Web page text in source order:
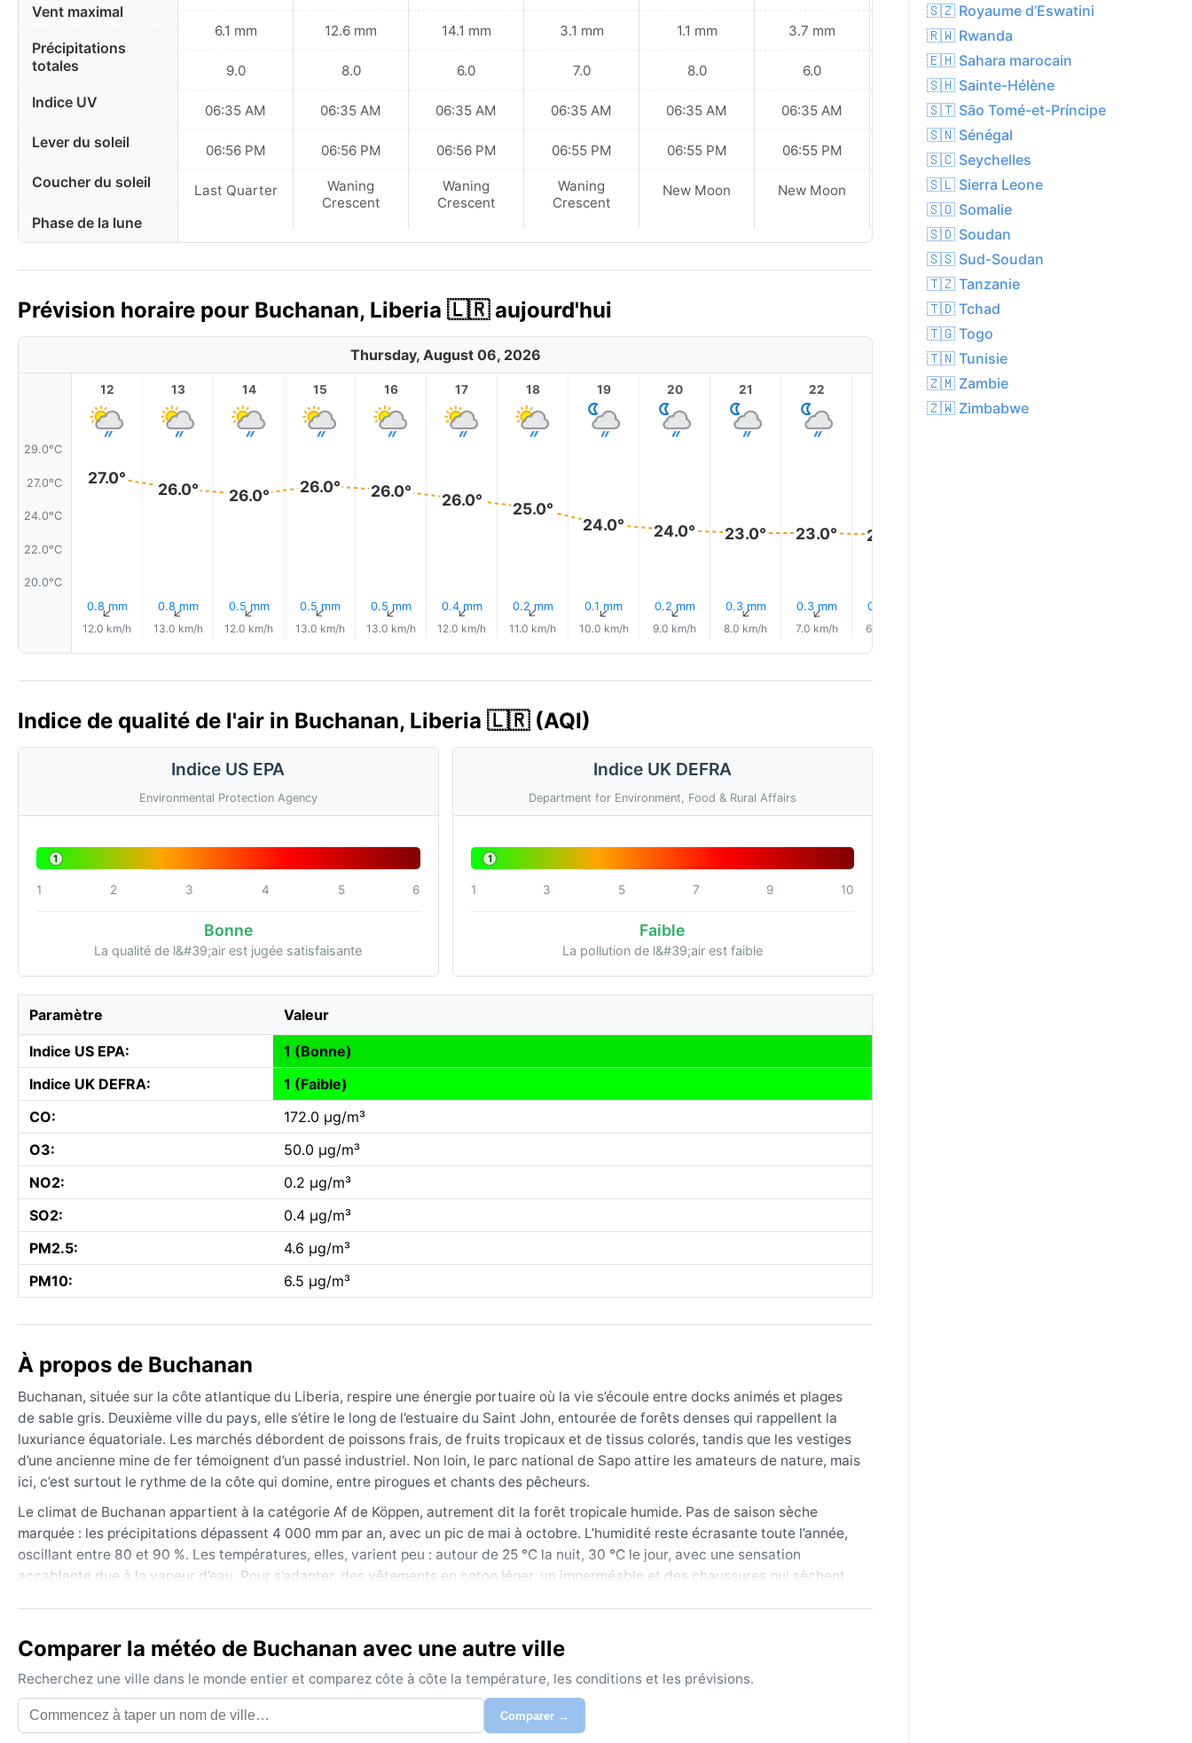
Vent maximal
Précipitations
totales
Indice UV
Lever du soleil
Coucher du soleil
Phase de la lune
6.1 mm
9.0
06:35 AM
06:56 PM
Last Quarter
12.6 mm
8.0
06:35 AM
06:56 PM
Waning
Crescent
14.1 mm
6.0
06:35 AM
06:56 PM
Waning
Crescent
3.1 mm
7.0
06:35 AM
06:55 PM
Waning
Crescent
1.1 mm
8.0
06:35 AM
06:55 PM
New Moon
3.7 mm
6.0
06:35 AM
06:55 PM
New Moon
3.6 mm
6.0
06:35 AM
06:54 PM
New Moon
Prévision horaire pour Buchanan, Liberia 🇱🇷 aujourd'hui
Thursday, August 06, 2026
29.0°C
27.0°C
24.0°C
22.0°C
20.0°C
12
27.0°
0.8 mm
↑
12.0 km/h
13
26.0°
0.8 mm
↑
13.0 km/h
14
26.0°
0.5 mm
↑
12.0 km/h
15
26.0°
0.5 mm
↑
13.0 km/h
16
26.0°
0.5 mm
↑
13.0 km/h
17
26.0°
0.4 mm
↑
12.0 km/h
18
25.0°
0.2 mm
↑
11.0 km/h
19
24.0°
0.1 mm
↑
10.0 km/h
20
24.0°
0.2 mm
↑
9.0 km/h
21
23.0°
0.3 mm
↑
8.0 km/h
22
23.0°
0.3 mm
↑
7.0 km/h
23.0°
0.6 mm
6.0 km/h
Indice de qualité de l'air in Buchanan, Liberia 🇱🇷 (AQI)
Indice US EPA
Environmental Protection Agency
1
1 2 3 4 5 6
Bonne
La qualité de l&#39;air est jugée satisfaisante
Indice UK DEFRA
Department for Environment, Food & Rural Affairs
1
1 3 5 7 9 10
Faible
La pollution de l&#39;air est faible
Paramètre Valeur
Indice US EPA:
1 (Bonne)
Indice UK DEFRA:
1 (Faible)
CO:
172.0 µg/m³
O3:
50.0 µg/m³
NO2:
0.2 µg/m³
SO2:
0.4 µg/m³
PM2.5:
4.6 µg/m³
PM10:
6.5 µg/m³
À propos de Buchanan
Buchanan, située sur la côte atlantique du Liberia, respire une énergie portuaire où la vie s’écoule entre docks animés et plages
de sable gris. Deuxième ville du pays, elle s’étire le long de l’estuaire du Saint John, entourée de forêts denses qui rappellent la
luxuriance équatoriale. Les marchés débordent de poissons frais, de fruits tropicaux et de tissus colorés, tandis que les vestiges
d’une ancienne mine de fer témoignent d’un passé industriel. Non loin, le parc national de Sapo attire les amateurs de nature, mais
ici, c’est surtout le rythme de la côte qui domine, entre pirogues et chants des pêcheurs.
Le climat de Buchanan appartient à la catégorie Af de Köppen, autrement dit la forêt tropicale humide. Pas de saison sèche
marquée : les précipitations dépassent 4 000 mm par an, avec un pic de mai à octobre. L’humidité reste écrasante toute l’année,
oscillant entre 80 et 90 %. Les températures, elles, varient peu : autour de 25 °C la nuit, 30 °C le jour, avec une sensation
accablante due à la vapeur d’eau. Pour s’adapter, des vêtements en coton léger, un imperméable et des chaussures qui sèchent
Le meilleur moment pour venir, côté météo, se situe entre décembre et mars, quand l’harmattan descend du Sahara, apportant un
air un peu plus sec et des cieux dégagés. Attention cependant : ce vent poussiéreux peut réduire la visibilité et provoquer une fine
brume ocre. Le reste de l’année, les orages explosent presque chaque après-midi, parfois violents, et les inondations deviennent
fréquentes en bord de mer. Pas de cyclone ici, mais une chaleur moite qui ne faiblit jamais. Buchanan offre un avant-goût
authentique des tropiques, où la pluie fait partie du quotidien autant que le sourire des habitants.
Comparer la météo de Buchanan avec une autre ville
Recherchez une ville dans le monde entier et comparez côte à côte la température, les conditions et les prévisions.
Comparer →
🇸🇿 Royaume d’Eswatini
🇷🇼 Rwanda
🇪🇭 Sahara marocain
🇸🇭 Sainte-Hélène
🇸🇹 São Tomé-et-Príncipe
🇸🇳 Sénégal
🇸🇨 Seychelles
🇸🇱 Sierra Leone
🇸🇴 Somalie
🇸🇩 Soudan
🇸🇸 Sud-Soudan
🇹🇿 Tanzanie
🇹🇩 Tchad
🇹🇬 Togo
🇹🇳 Tunisie
🇿🇲 Zambie
🇿🇼 Zimbabwe